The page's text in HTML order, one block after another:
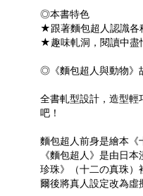
◎本書特色
★跟著麵包超人認識各
★趣味軋洞，閱讀中盡
◎《麵包超人與動物》
全書軋型設計，造型
吧！
麵包超人前身是繪本
《麵包超人》是由日
珍珠》（十二の真珠）
爾後將真人設定改為